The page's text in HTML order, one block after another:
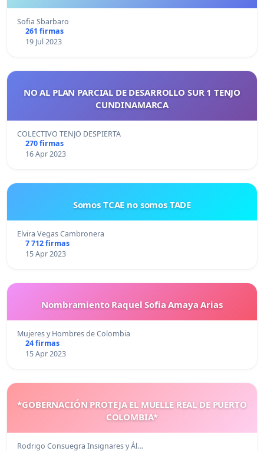
Sofia Sbarbaro
261 firmas
19 Jul 2023
NO AL PLAN PARCIAL DE DESARROLLO SUR 1 TENJO
CUNDINAMARCA
COLECTIVO TENJO DESPIERTA
270 firmas
16 Apr 2023
Somos TCAE no somos TADE
Elvira Vegas Cambronera
7 712 firmas
15 Apr 2023
Nombramiento Raquel Sofia Amaya Arias
Mujeres y Hombres de Colombia
24 firmas
15 Apr 2023
*GOBERNACIÓN PROTEJA EL MUELLE REAL DE PUERTO
COLOMBIA*
Rodrigo Consuegra Insignares y Ál…